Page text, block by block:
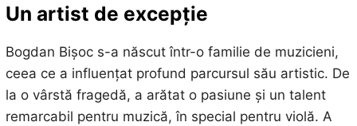
Un artist de excepție
Bogdan Bișoc s-a născut într-o familie de muzicieni,
ceea ce a influențat profund parcursul său artistic. De
la o vârstă fragedă, a arătat o pasiune și un talent
remarcabil pentru muzică, în special pentru violă. A